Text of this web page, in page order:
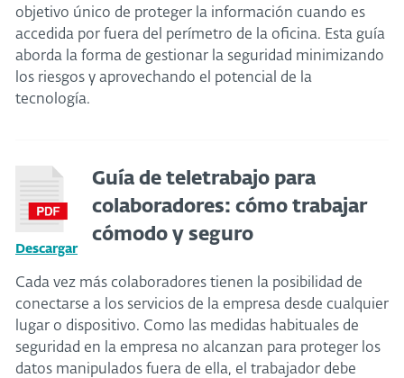
objetivo único de proteger la información cuando es
accedida por fuera del perímetro de la oficina. Esta guía
aborda la forma de gestionar la seguridad minimizando
los riesgos y aprovechando el potencial de la
tecnología.
Descargar
Guía de teletrabajo para
colaboradores: cómo trabajar
cómodo y seguro
Cada vez más colaboradores tienen la posibilidad de
conectarse a los servicios de la empresa desde cualquier
lugar o dispositivo. Como las medidas habituales de
seguridad en la empresa no alcanzan para proteger los
datos manipulados fuera de ella, el trabajador debe